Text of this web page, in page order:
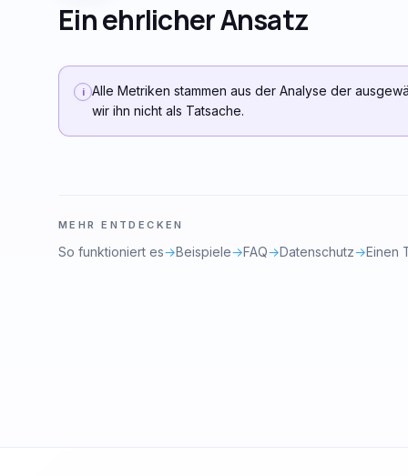
Ein ehrlicher Ansatz
i
Alle Metriken stammen aus der Analyse der
wir ihn nicht als Tatsache.
MEHR ENTDECKEN
So funktioniert es→Beispiele→FAQ→Datenschutz→Einen